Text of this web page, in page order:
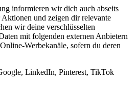
informieren wir dich auch abseits
Aktionen und zeigen dir relevante
wir deine verschlüsselten
mit folgenden externen Anbietern
Werbekanäle, sofern du deren
LinkedIn, Pinterest, TikTok